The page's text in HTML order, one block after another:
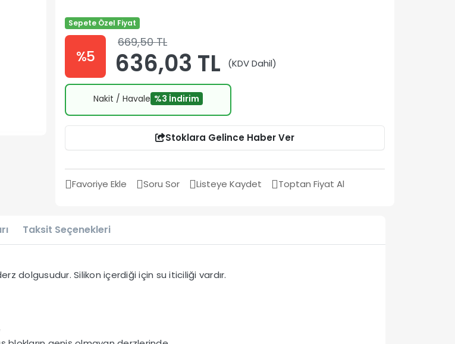
Sepete Özel Fiyat
%5
669,50 TL
636,03 TL (KDV Dahil)
Nakit / Havale %3 İndirim
Stoklara Gelince Haber Ver
Favoriye Ekle Soru Sor Listeye Kaydet Toptan Fiyat Al
Taksit Seçenekleri
dolgusudur. Silikon içerdiği için su iticiliği vardır.